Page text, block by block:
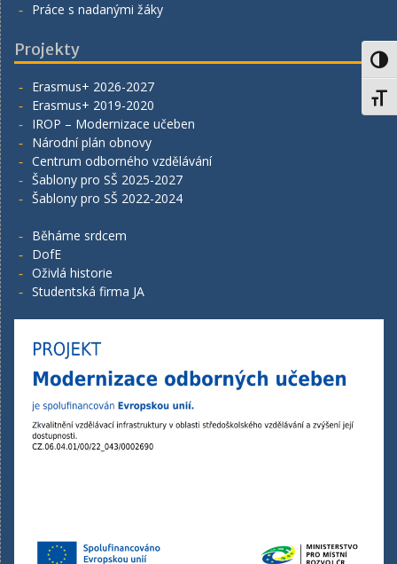
Práce s nadanými žáky
Projekty
Erasmus+ 2026-2027
Erasmus+ 2019-2020
IROP – Modernizace učeben
Národní plán obnovy
Centrum odborného vzdělávání
Šablony pro SŠ 2025-2027
Šablony pro SŠ 2022-2024
Běháme srdcem
DofE
Oživlá historie
Studentská firma JA